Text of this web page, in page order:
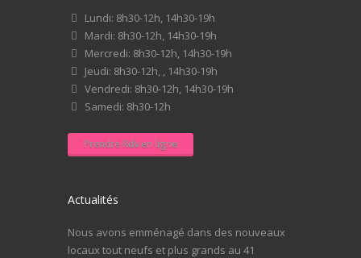
Lundi: 8h30-12h, 14h30-19h
Mardi: 8h30-12h, 14h30-19h
Mercredi: 8h30-12h, 14h30-19h
Jeudi: 8h30-12h, , 14h30-19h
Vendredi: 8h30-12h, 14h30-19h
Samedi: 8h30-12h
Prendre Rdv en ligne
Actualités
Nous avons emménagé dans des nouveaux
locaux tout neufs et plus grands au 41